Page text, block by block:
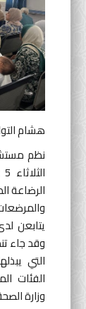
English
هشام
نظم
الرضاعة
يتابعن
وقد جاء
التي
الفئات
وزارة